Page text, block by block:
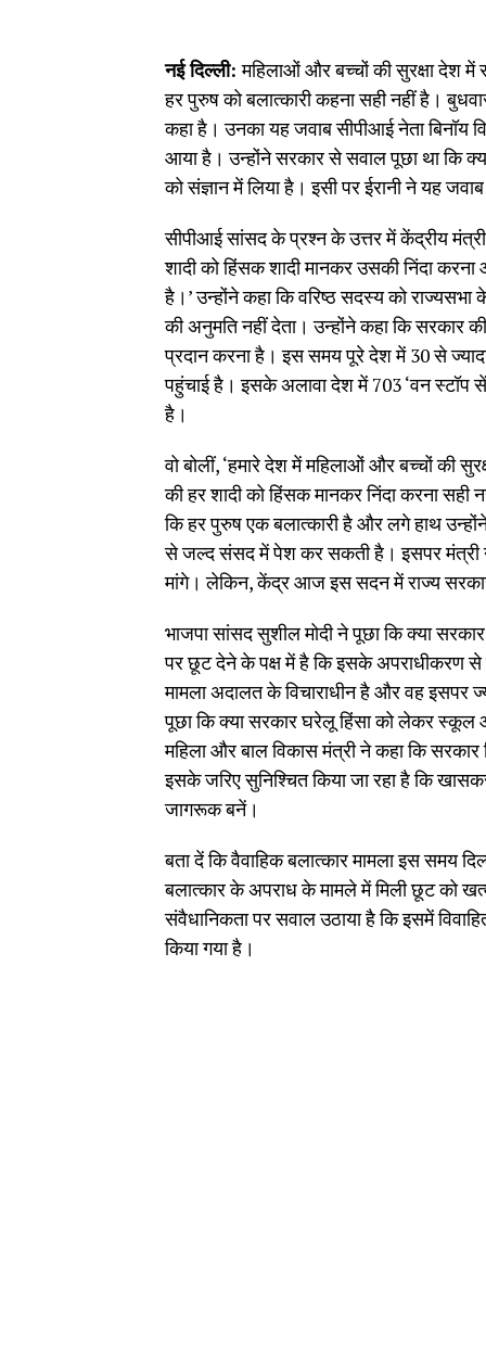
नई दिल्ली:महिलाओं और बच्चों की सुरक्षा देश में
हर पुरुष को बलात्कारी कहना सही नहीं है।
कहा है। उनका यह जवाब सीपीआई नेता बिनॉय
आया है। उन्होंने सरकार से सवाल पूछा था कि
को संज्ञान में लिया है। इसी पर ईरानी ने यह
सीपीआई सांसद के प्रश्न के उत्तर में केंद्रीय
शादी को हिंसक शादी मानकर उसकी निंदा
है।’ उन्होंने कहा कि वरिष्ठ सदस्य को राज्यसभा
की अनुमति नहीं देता। उन्होंने कहा कि सरकार
प्रदान करना है। इस समय पूरे देश में 30 से
पहुंचाई है। इसके अलावा देश में 703 ‘वन स्टॉप
है।
वो बोलीं, ‘हमारे देश में महिलाओं और बच्चों की
की हर शादी को हिंसक मानकर निंदा करना
कि हर पुरुष एक बलात्कारी है और लगे हाथ
से जल्द संसद में पेश कर सकती है। इसपर मंत्री
मांगे। लेकिन, केंद्र आज इस सदन में राज्य
भाजपा सांसद सुशील मोदी ने पूछा कि क्या
पर छूट देने के पक्ष में है कि इसके अपराधीकरण से
मामला अदालत के विचाराधीन है और वह इसपर
पूछा कि क्या सरकार घरेलू हिंसा को लेकर
महिला और बाल विकास मंत्री ने कहा कि सरकार
इसके जरिए सुनिश्चित किया जा रहा है कि
जागरूक बनें।
बता दें कि वैवाहिक बलात्कार मामला इस समय
बलात्कार के अपराध के मामले में मिली छूट को
संवैधानिकता पर सवाल उठाया है कि इसमें
किया गया है।